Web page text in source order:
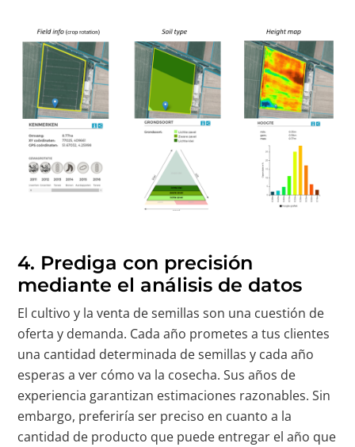
4. Prediga con precisión
mediante el análisis de datos
El cultivo y la venta de semillas son una cuestión de
oferta y demanda. Cada año prometes a tus clientes
una cantidad determinada de semillas y cada año
esperas a ver cómo va la cosecha. Sus años de
experiencia garantizan estimaciones razonables. Sin
embargo, preferiría ser preciso en cuanto a la
cantidad de producto que puede entregar el año que